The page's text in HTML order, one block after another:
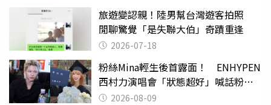
旅遊變認親！陸男幫台灣遊客拍照
閒聊驚覺「是失聯大伯」奇蹟重逢
2026-07-18
粉絲Mina輕生後首露面！ ENHYPEN
西村力演唱會「狀態超好」喊話粉
絲：我們心意相通
2026-08-09